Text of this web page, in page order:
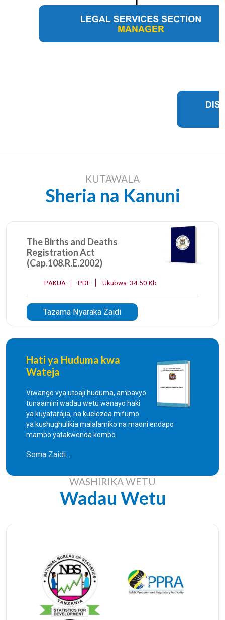
KUTAWALA
Sheria na Kanuni
The Births and Deaths
Registration Act
(Cap.108.R.E.2002)
PAKUA PDF Ukubwa: 34.50 Kb
Tazama Nyaraka Zaidi
Hati ya Huduma kwa
Wateja
Viwango vya utoaji huduma, ambavyo
tunaamini wadau wetu wanayo haki
ya kuyatarajia, na kuelezea mifumo
ya kushughulikia malalamiko na maoni endapo
mambo yatakwenda kombo.
Soma Zaidi...
WASHIRIKA WETU
Wadau Wetu